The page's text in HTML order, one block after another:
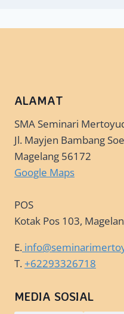
ALAMAT
SMA Seminari
Jl. Mayjen Bambang
Magelang 56172
Google Maps
POS
Kotak Pos 103,
E.
T.+62293326718
MEDIA SOSIAL